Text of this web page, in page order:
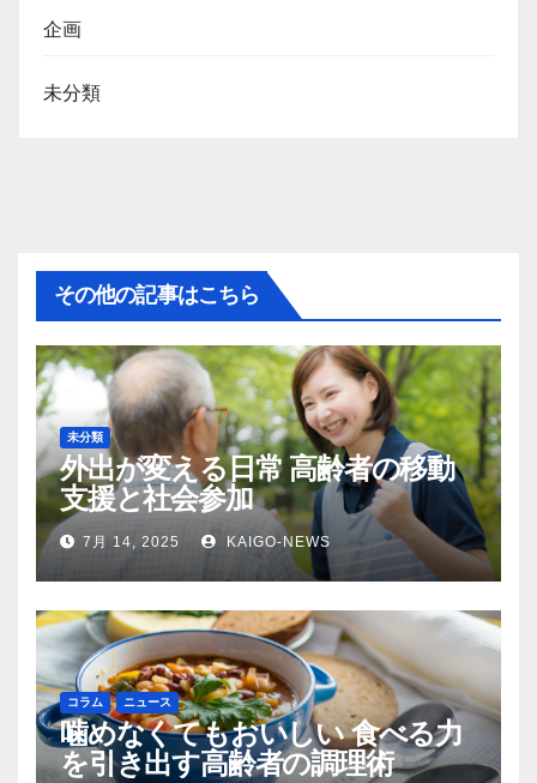
企画
未分類
その他の記事はこちら
未分類
外出が変える日常 高齢者の移動
支援と社会参加
7月 14, 2025 KAIGO-NEWS
コラム ニュース
噛めなくてもおいしい 食べる力
を引き出す高齢者の調理術